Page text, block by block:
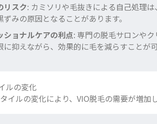
リスク: カミソリや毛抜きによる自己処理は
ずみの原因となることがあります。
ショナルケアの利点: 専門の脱毛サロンや
に抑えながら、効果的に毛を減らすことが可
ルの変化
イルの変化により、VIO脱毛の需要が増加し